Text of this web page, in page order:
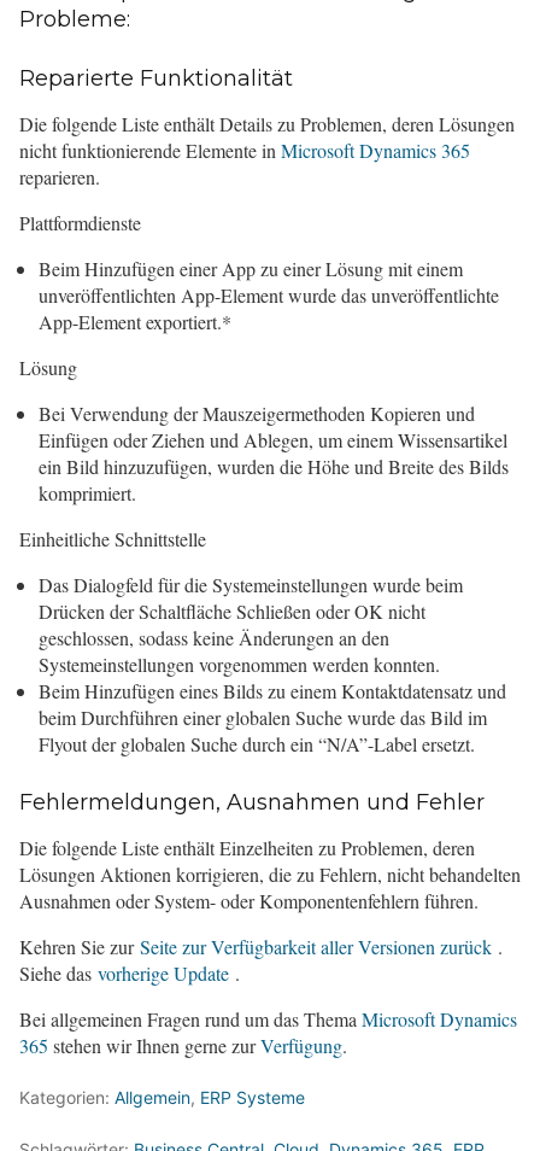
Probleme:
Reparierte Funktionalität
Die folgende Liste enthält Details zu Problemen, deren Lösungen
nicht funktionierende Elemente inMicrosoft Dynamics 365
reparieren.
Plattformdienste
Beim Hinzufügen einer App zu einer Lösung mit einem
unveröffentlichten App-Element wurde das unveröffentlichte
App-Element exportiert.*
Lösung
Bei Verwendung der Mauszeigermethoden Kopieren und
Einfügen oder Ziehen und Ablegen, um einem Wissensartikel
ein Bild hinzuzufügen, wurden die Höhe und Breite des Bilds
komprimiert.
Einheitliche Schnittstelle
Das Dialogfeld für die Systemeinstellungen wurde beim
Drücken der Schaltfläche Schließen oder OK nicht
geschlossen, sodass keine Änderungen an den
Systemeinstellungen vorgenommen werden konnten.
Beim Hinzufügen eines Bilds zu einem Kontaktdatensatz und
beim Durchführen einer globalen Suche wurde das Bild im
Flyout der globalen Suche durch ein “N/A”-Label ersetzt.
Fehlermeldungen, Ausnahmen und Fehler
Die folgende Liste enthält Einzelheiten zu Problemen, deren
Lösungen Aktionen korrigieren, die zu Fehlern, nicht behandelten
Ausnahmen oder System- oder Komponentenfehlern führen.
Kehren Sie zurSeite zur Verfügbarkeit aller Versionen zurück .
Siehe das vorherige Update .
Bei allgemeinen Fragen rund um das ThemaMicrosoft Dynamics
365 stehen wir Ihnen gerne zurVerfügung.
Kategorien: Allgemein, ERP Systeme